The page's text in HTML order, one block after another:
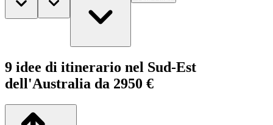
9 idee di itinerario nel Sud-Est
dell'Australia da 2950 €